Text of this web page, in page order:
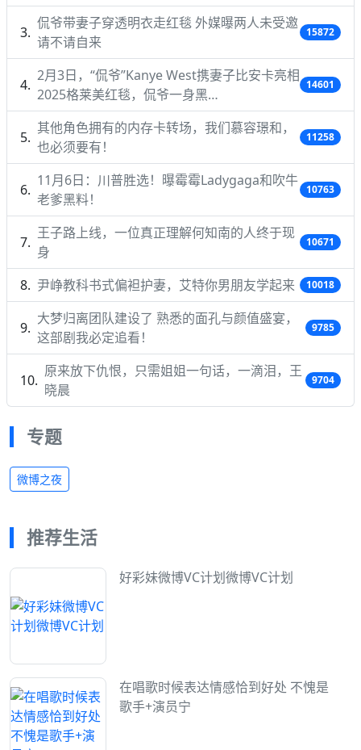
侃爷带妻子穿透明衣走红毯 外媒曝两人未受邀
请不请自来
15872
2月3日，“侃爷”Kanye West携妻子比安卡亮相
2025格莱美红毯，侃爷一身黑…
14601
其他角色拥有的内存卡转场，我们慕容璟和，
也必须要有！
11258
11月6日：川普胜选！曝霉霉Ladygaga和吹牛
老爹黑料！
10763
王子路上线，一位真正理解何知南的人终于现
身
10671
尹峥教科书式偏袒护妻，艾特你男朋友学起来 10018
大梦归离团队建设了 熟悉的面孔与颜值盛宴，
这部剧我必定追看！
9785
原来放下仇恨，只需姐姐一句话，一滴泪，王
晓晨
9704
专题
微博之夜
推荐生活
好彩妹微博VC计划微博VC计划
在唱歌时候表达情感恰到好处 不愧是
歌手+演员宁